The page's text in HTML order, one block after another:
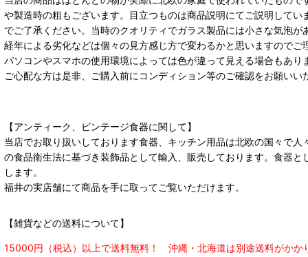
や製造時の粗もございます。目立つものは商品説明にてご説明して
でご了承ください。当時のクオリティでガラス製品には小さな気泡が
経年による劣化などは個々の見方感じ方で変わるかと思いますのでご
パソコンやスマホの使用環境によっては色が違って見える場合もあ
ご心配な方は是非、ご購入前にコンディション等のご確認をお願い
【アンティーク、ビンテージ食器に関して】
当店でお取り扱いしております食器、キッチン用品は北欧の国々で
の食品衛生法に基づき装飾品として輸入、販売しております。食器
します。
福井の実店舗にて商品を手に取ってご覧いただけます。
【雑貨などの送料について】
15000円（税込）以上で送料無料！ 沖縄・北海道は別途送料がかか